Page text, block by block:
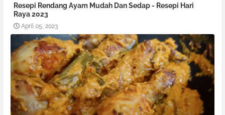
Resepi Rendang Ayam Mudah Dan Sedap - Resepi Hari
Raya 2023
April 05, 2023